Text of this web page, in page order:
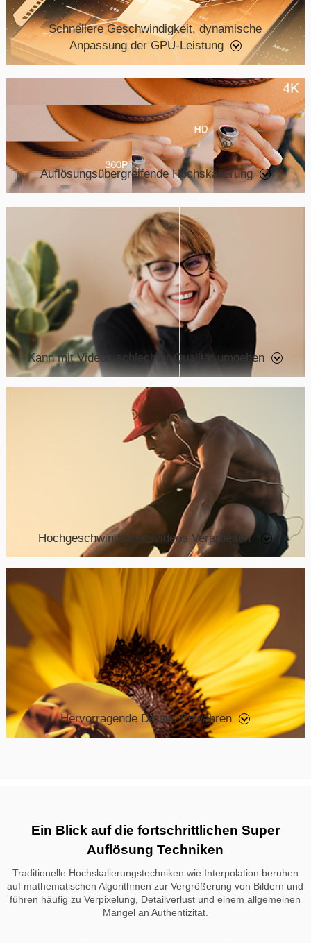
Schnellere Geschwindigkeit, dynamische
Anpassung der GPU-Leistung
Auflösungsübergreifende Hochskalierung
Kann mit Videos schlechter Qualität umgehen
Hochgeschwindigkeitsvideos Verarbeiten
Hervorragende Details Bewahren
Ein Blick auf die fortschrittlichen Super
Auflösung Techniken
Traditionelle Hochskalierungstechniken wie Interpolation beruhen
auf mathematischen Algorithmen zur Vergrößerung von Bildern und
führen häufig zu Verpixelung, Detailverlust und einem allgemeinen
Mangel an Authentizität.